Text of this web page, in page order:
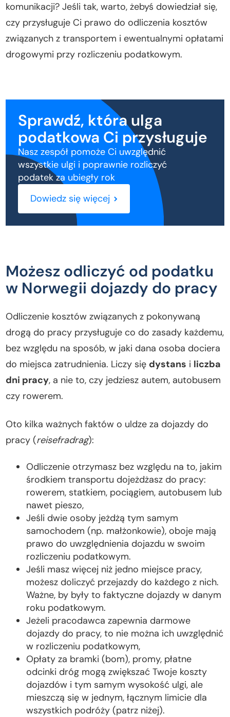
Sprawdź, która ulga podatkowa Ci przysługuje
Kalkulator przejazdów
komunikacji? Jeśli tak, warto, żebyś dowiedział się,
czy przysługuje Ci prawo do odliczenia kosztów
związanych z transportem i ewentualnymi opłatami
drogowymi przy rozliczeniu podatkowym.
Sprawdź, która ulga
podatkowa Ci przysługuje
Nasz zespół pomoże Ci uwzględnić
wszystkie ulgi i poprawnie rozliczyć
podatek za ubiegły rok
Dowiedz się więcej
Możesz odliczyć od podatku
w Norwegii dojazdy do pracy
Odliczenie kosztów związanych z pokonywaną
drogą do pracy przysługuje co do zasady każdemu,
bez względu na sposób, w jaki dana osoba dociera
do miejsca zatrudnienia. Liczy się dystans i liczba
dni pracy, a nie to, czy jedziesz autem, autobusem
czy rowerem.
Oto kilka ważnych faktów o uldze za dojazdy do
pracy (reisefradrag):
Odliczenie otrzymasz bez względu na to, jakim
środkiem transportu dojeżdżasz do pracy:
rowerem, statkiem, pociągiem, autobusem lub
nawet pieszo,
Jeśli dwie osoby jeżdżą tym samym
samochodem (np. małżonkowie), oboje mają
prawo do uwzględnienia dojazdu w swoim
rozliczeniu podatkowym.
Jeśli masz więcej niż jedno miejsce pracy,
możesz doliczyć przejazdy do każdego z nich.
Ważne, by były to faktyczne dojazdy w danym
roku podatkowym.
Jeżeli pracodawca zapewnia darmowe
dojazdy do pracy, to nie można ich uwzględnić
w rozliczeniu podatkowym,
Opłaty za bramki (bom), promy, płatne
odcinki dróg mogą zwiększać Twoje koszty
dojazdów i tym samym wysokość ulgi, ale
mieszczą się w jednym, łącznym limicie dla
wszystkich podróży (patrz niżej).